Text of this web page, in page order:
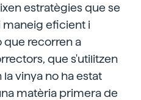
estratègies que se
maneig eficient i
que recorren a
que s'utilitzen
vinya no ha estat
matèria primera de